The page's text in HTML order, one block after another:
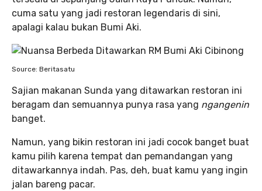
cuma satu yang jadi restoran legendaris di sini,
apalagi kalau bukan Bumi Aki.
Source: Beritasatu
Sajian makanan Sunda yang ditawarkan restoran ini
beragam dan semuannya punya rasa yang ngangenin
banget.
Namun, yang bikin restoran ini jadi cocok banget buat
kamu pilih karena tempat dan pemandangan yang
ditawarkannya indah. Pas, deh, buat kamu yang ingin
jalan bareng pacar.